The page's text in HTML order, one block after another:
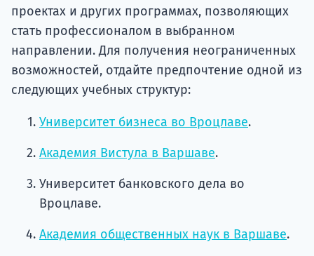
проектах и других программах, позволяющих
стать профессионалом в выбранном
направлении. Для получения неограниченных
возможностей, отдайте предпочтение одной из
следующих учебных структур:
Университет бизнеса во Вроцлаве.
Академия Вистула в Варшаве.
Университет банковского дела во
Вроцлаве.
Академия общественных наук в Варшаве.